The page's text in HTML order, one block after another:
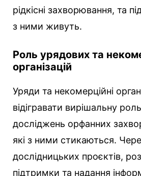
рідкісні захворювання, та
з ними живуть.
Роль урядових та
організацій
Уряди та некомерційні
відігравати вирішальну
досліджень орфанних
які з ними стикаються.
дослідницьких проєктів,
підтримки та надання